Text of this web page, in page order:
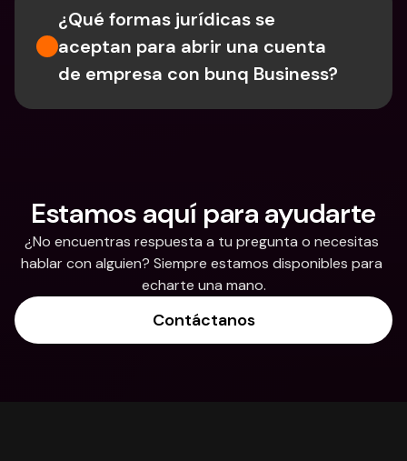
¿Qué formas jurídicas se
aceptan para abrir una cuenta
de empresa con bunq Business?
Estamos aquí para ayudarte
¿No encuentras respuesta a tu pregunta o necesitas
hablar con alguien? Siempre estamos disponibles para
echarte una mano.
Contáctanos